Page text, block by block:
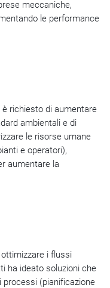
meccaniche,
le performance
richiesto di aumentare
ambientali e di
le risorse umane
e operatori),
aumentare la
i flussi
ha ideato soluzioni che
processi (pianificazione